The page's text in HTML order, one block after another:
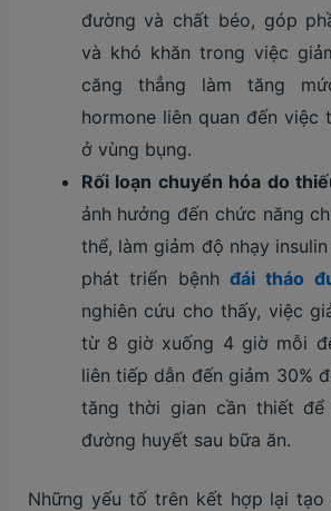
đường và chất béo, góp
và khó khăn trong việc
căng thẳng làm tăng
hormone liên quan đến việc
ở vùng bụng.
Rối loạn chuyển hóa do
ảnh hưởng đến chức năng
thể, làm giảm độ nhạy
phát triển bệnhđái tháo
nghiên cứu cho thấy, việc
từ 8 giờ xuống 4 giờ mỗi
liên tiếp dẫn đến giảm 30%
tăng thời gian cần thiết để
đường huyết sau bữa ăn.
Những yếu tố trên kết hợp lại tạo